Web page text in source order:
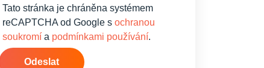
Tato stránka je chráněna systémem
reCAPTCHA od Google s ochranou
soukromí a podmínkami používání.
Odeslat